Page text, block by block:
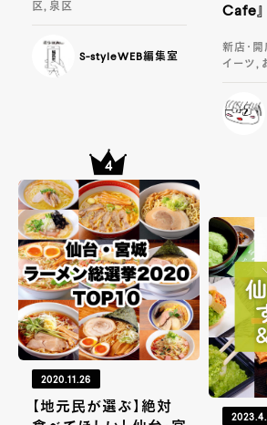
区, 泉区
S-styleWEB編集室
Cafe』
新店・
イーツ,
2020.11.26
【地元民が選ぶ】絶対